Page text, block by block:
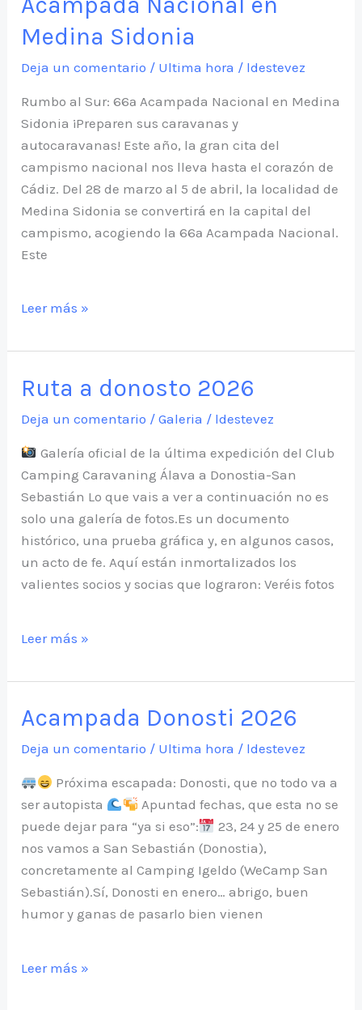
Medina Sidonia
Deja un comentario / Ultima hora / ldestevez
Rumbo al Sur: 66ª Acampada Nacional en Medina
Sidonia ¡Preparen sus caravanas y
autocaravanas! Este año, la gran cita del
campismo nacional nos lleva hasta el corazón de
Cádiz. Del 28 de marzo al 5 de abril, la localidad de
Medina Sidonia se convertirá en la capital del
campismo, acogiendo la 66ª Acampada Nacional.
Este
Rumbo
Sur:
Acampada
Nacional
Medina
Sidonia
Leer más »
Ruta a donosto 2026
Deja un comentario /Galeria / ldestevez
Galería oficial de la última expedición del Club
Camping Caravaning Álava a Donostia-San
Sebastián Lo que vais a ver a continuación no es
solo una galería de fotos.Es un documento
histórico, una prueba gráfica y, en algunos casos,
un acto de fe. Aquí están inmortalizados los
valientes socios y socias que lograron: Veréis fotos
Ruta
donosto
Leer más »
Acampada Donosti 2026
Deja un comentario / Ultima hora / ldestevez
Próxima escapada: Donosti, que no todo va a
ser autopista
Apuntad fechas, que esta no se
puede dejar para “ya si eso”:
23, 24 y 25 de enero
nos vamos a San Sebastián (Donostia),
concretamente al Camping Igeldo (WeCamp San
Sebastián).Sí, Donosti en enero… abrigo, buen
humor y ganas de pasarlo bien vienen
Acampada
Leer más »